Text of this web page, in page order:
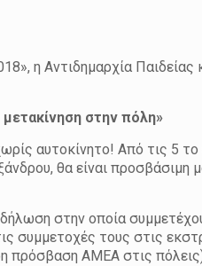
η Αντιδημαρχία Παιδείας
στην πόλη»
αυτοκίνητο! Από τις 5
θα είναι προσβάσιμη
στην οποία
συμμετοχές τους στις
πρόσβαση ΑΜΕΑ στις